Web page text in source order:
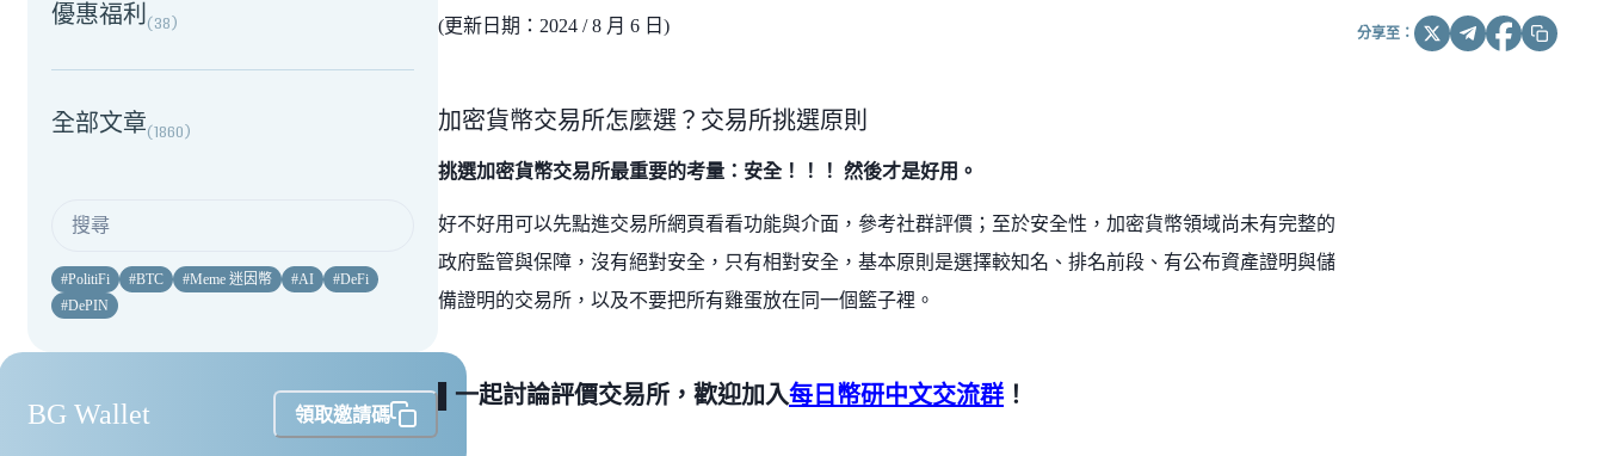
優惠福利(38)
全部文章(1860)
#PolitiFi #BTC #Meme 迷因幣 #AI #DeFi
#DePIN
BG Wallet 領取邀請碼
(更新日期：2024 / 8 月 6 日)
加密貨幣交易所怎麼選？交易所挑選原則
挑選加密貨幣交易所最重要的考量：安全！！！ 然後才是好用。
好不好用可以先點進交易所網頁看看功能與介面，參考社群評價；至於安全性，加密貨幣領域尚未有完整的
政府監管與保障，沒有絕對安全，只有相對安全，基本原則是選擇較知名、排名前段、有公布資產證明與儲
備證明的交易所，以及不要把所有雞蛋放在同一個籃子裡。
▌一起討論評價交易所，歡迎加入每日幣研中文交流群 ！
分享至：